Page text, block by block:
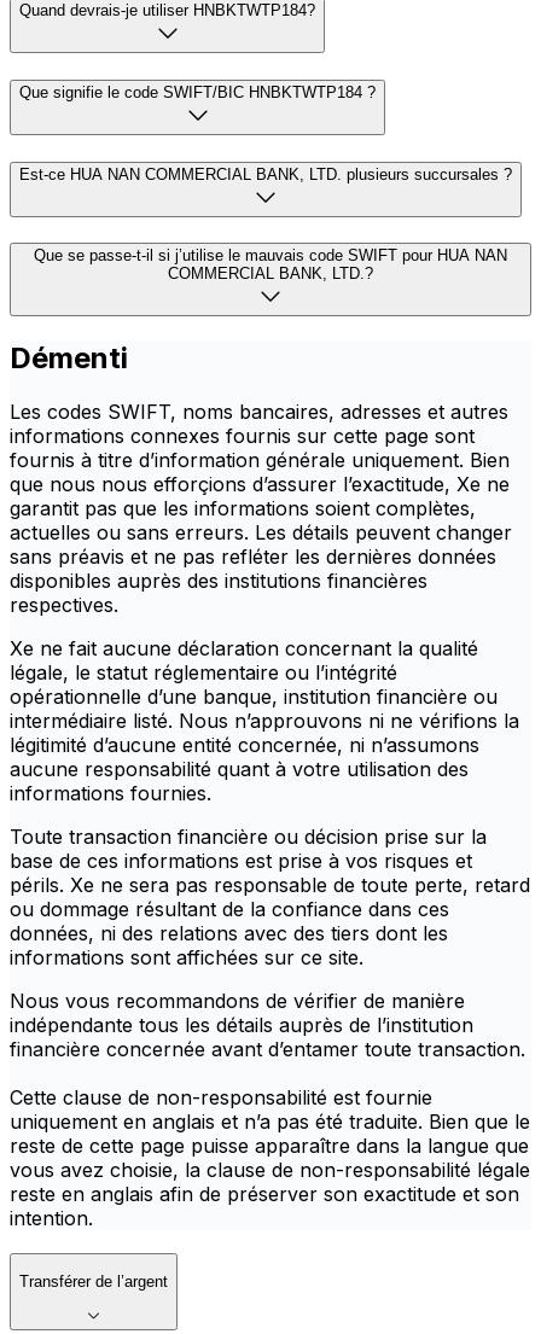
Quand devrais-je utiliser HNBKTWTP184?
Que signifie le code SWIFT/BIC HNBKTWTP184 ?
Est-ce HUA NAN COMMERCIAL BANK, LTD. plusieurs succursales ?
Que se passe-t-il si j’utilise le mauvais code SWIFT pour HUA NAN
COMMERCIAL BANK, LTD.?
Démenti
Les codes SWIFT, noms bancaires, adresses et autres
informations connexes fournis sur cette page sont
fournis à titre d’information générale uniquement. Bien
que nous nous efforçions d’assurer l’exactitude, Xe ne
garantit pas que les informations soient complètes,
actuelles ou sans erreurs. Les détails peuvent changer
sans préavis et ne pas refléter les dernières données
disponibles auprès des institutions financières
respectives.
Xe ne fait aucune déclaration concernant la qualité
légale, le statut réglementaire ou l’intégrité
opérationnelle d’une banque, institution financière ou
intermédiaire listé. Nous n’approuvons ni ne vérifions la
légitimité d’aucune entité concernée, ni n’assumons
aucune responsabilité quant à votre utilisation des
informations fournies.
Toute transaction financière ou décision prise sur la
base de ces informations est prise à vos risques et
périls. Xe ne sera pas responsable de toute perte, retard
ou dommage résultant de la confiance dans ces
données, ni des relations avec des tiers dont les
informations sont affichées sur ce site.
Nous vous recommandons de vérifier de manière
indépendante tous les détails auprès de l’institution
financière concernée avant d’entamer toute transaction.
Cette clause de non-responsabilité est fournie
uniquement en anglais et n’a pas été traduite. Bien que le
reste de cette page puisse apparaître dans la langue que
vous avez choisie, la clause de non-responsabilité légale
reste en anglais afin de préserver son exactitude et son
intention.
Transférer de l’argent